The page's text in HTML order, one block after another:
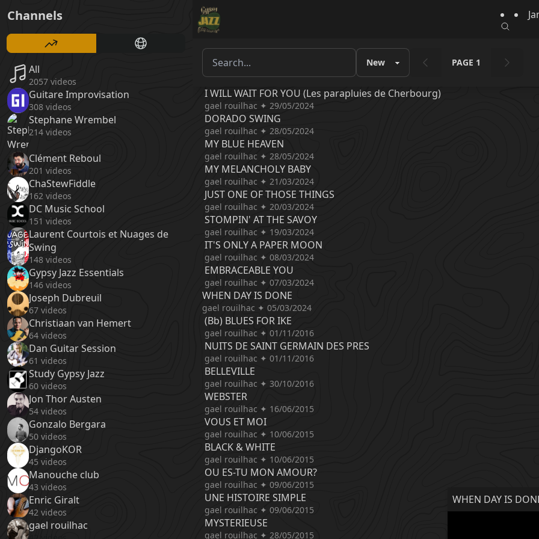
PAGE 1
I WILL WAIT FOR YOU (Les parapluies de Cherbourg)
gael rouilhac ✦ 29/05/2024
DORADO SWING
gael rouilhac ✦ 28/05/2024
MY BLUE HEAVEN
gael rouilhac ✦ 28/05/2024
MY MELANCHOLY BABY
gael rouilhac ✦ 21/03/2024
JUST ONE OF THOSE THINGS
gael rouilhac ✦ 20/03/2024
STOMPIN' AT THE SAVOY
gael rouilhac ✦ 19/03/2024
IT'S ONLY A PAPER MOON
gael rouilhac ✦ 08/03/2024
EMBRACEABLE YOU
gael rouilhac ✦ 07/03/2024
WHEN DAY IS DONE
gael rouilhac ✦ 05/03/2024
(Bb) BLUES FOR IKE
gael rouilhac ✦ 01/11/2016
NUITS DE SAINT GERMAIN DES PRES
gael rouilhac ✦ 01/11/2016
BELLEVILLE
gael rouilhac ✦ 30/10/2016
WEBSTER
gael rouilhac ✦ 16/06/2015
VOUS ET MOI
gael rouilhac ✦ 10/06/2015
BLACK & WHITE
gael rouilhac ✦ 10/06/2015
OU ES-TU MON AMOUR?
gael rouilhac ✦ 09/06/2015
UNE HISTOIRE SIMPLE
gael rouilhac ✦ 09/06/2015
MYSTERIEUSE
gael rouilhac ✦ 28/05/2015
WHEN DAY IS
Channels
All
2057 videos
Guitare Improvisation
308 videos
Stephane Wrembel
214 videos
Clément Reboul
201 videos
ChaStewFiddle
162 videos
DC Music School
151 videos
Laurent Courtois et Nuages de
Swing
148 videos
Gypsy Jazz Essentials
146 videos
Joseph Dubreuil
67 videos
Christiaan van Hemert
64 videos
Dan Guitar Session
61 videos
Study Gypsy Jazz
60 videos
Jon Thor Austen
54 videos
Gonzalo Bergara
50 videos
DjangoKOR
45 videos
Manouche club
43 videos
Enric Giralt
42 videos
gael rouilhac